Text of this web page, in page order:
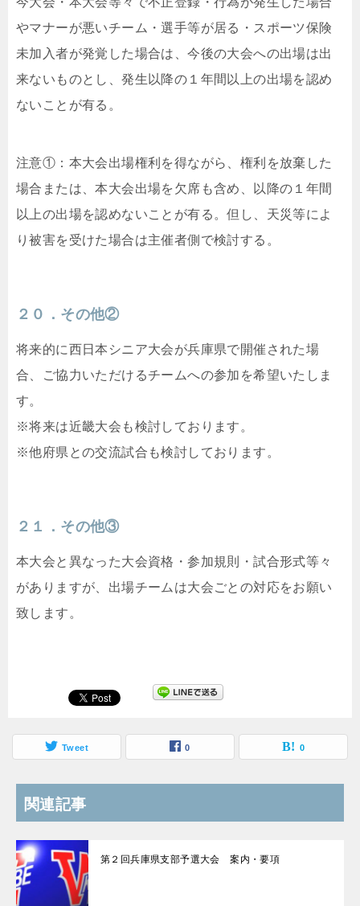
やマナーが悪いチーム・選手等が居る・スポーツ保険
未加入者が発覚した場合は、今後の大会への出場は出
来ないものとし、発生以降の１年間以上の出場を認め
ないことが有る。
注意①：本大会出場権利を得ながら、権利を放棄した
場合または、本大会出場を欠席も含め、以降の１年間
以上の出場を認めないことが有る。但し、天災等によ
り被害を受けた場合は主催者側で検討する。
２０．その他②
将来的に西日本シニア大会が兵庫県で開催された場
合、ご協力いただけるチームへの参加を希望いたしま
す。
※将来は近畿大会も検討しております。
※他府県との交流試合も検討しております。
２１．その他③
本大会と異なった大会資格・参加規則・試合形式等々
がありますが、出場チームは大会ごとの対応をお願い
致します。
Tweet 0 0
関連記事
第２回兵庫県支部予選大会 案内・要項